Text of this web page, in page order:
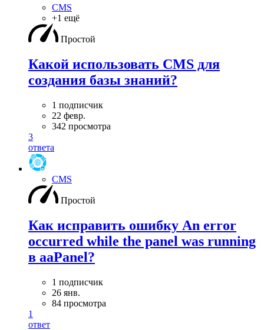
CMS
+1 ещё
Простой
Какой использовать CMS для
создания базы знаний?
1 подписчик
22 февр.
342 просмотра
3
ответа
CMS
Простой
Как исправить ошибку An error
occurred while the panel was running
в aaPanel?
1 подписчик
26 янв.
84 просмотра
1
ответ